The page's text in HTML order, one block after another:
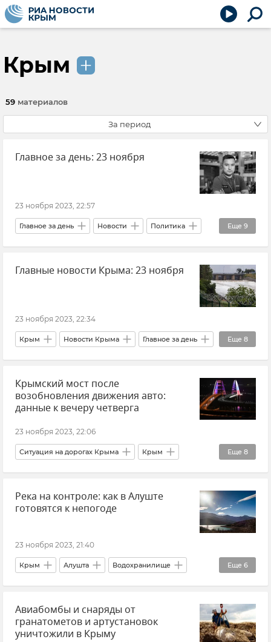
Крым
59 материалов
За период
Главное за день: 23 ноября
23 ноября 2023, 22:57
Еще 9
Главное за день Новости Политика
В мире Украина
Европа
Борис Максудов
Главные новости Крыма: 23 ноября
23 ноября 2023, 22:34
Еще 8
Крым Новости Крыма Главное за день
Водохранилища Крыма Вода в Крыму
ГУП РК "Крымэнерго"
ЖКХ Крыма и Севастополя
Керченская паромная переправа
Крымский мост после
возобновления движения авто:
данные к вечеру четверга
23 ноября 2023, 22:06
Еще 8
Ситуация на дорогах Крыма Крым
Крымский мост Транспорт Логистика
Керчь Тамань Краснодарский край
Река на контроле: как в Алуште
готовятся к непогоде
23 ноября 2023, 21:40
Еще 6
Крым Алушта Водохранилище
Водохранилища Крыма Галина Огнева
Вода в Крыму Общество
Крымская погода Новости Крыма
Авиабомбы и снаряды от
гранатометов и артустановок
уничтожили в Крыму